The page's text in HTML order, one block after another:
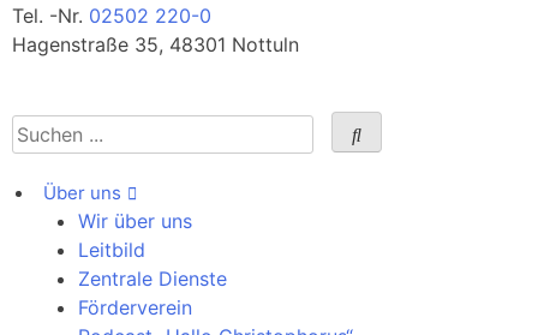
Tel. -Nr. 02502 220-0
Hagenstraße 35, 48301 Nottuln
Über uns
Wir über uns
Leitbild
Zentrale Dienste
Förderverein